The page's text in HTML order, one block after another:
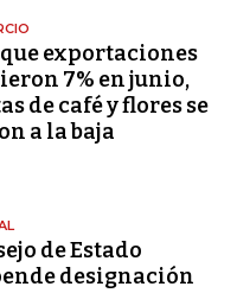
exportaciones
7% en junio,
de café y flores se
a la baja
de Estado
designación